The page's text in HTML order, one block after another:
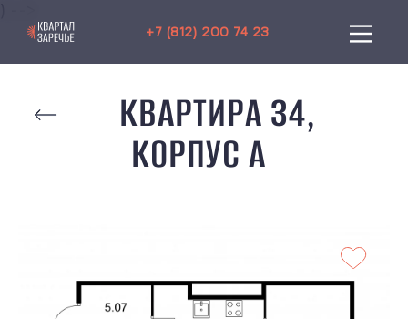
+7 (812) 200 74 23
КВАРТИРА 34,
КОРПУС A